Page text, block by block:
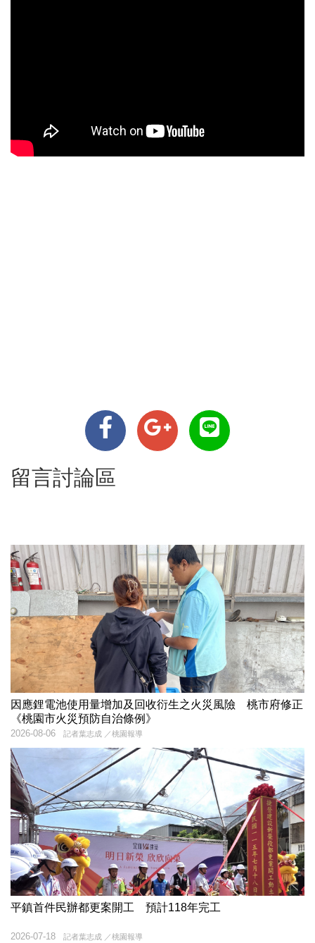
留言討論區
因應鋰電池使用量增加及回收衍生之火災風險 桃市府修正
《桃園市火災預防自治條例》
記者葉志成 ／桃園報導
2026-08-06
平鎮首件民辦都更案開工 預計118年完工
記者葉志成 ／桃園報導
2026-07-18